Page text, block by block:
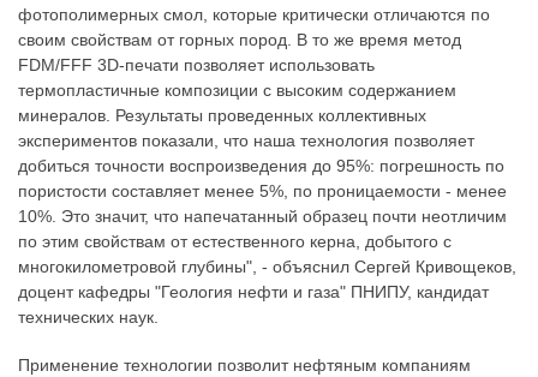
фотополимерных смол, которые критически отличаются по
своим свойствам от горных пород. В то же время метод
FDM/FFF 3D-печати позволяет использовать
термопластичные композиции с высоким содержанием
минералов. Результаты проведенных коллективных
экспериментов показали, что наша технология позволяет
добиться точности воспроизведения до 95%: погрешность по
пористости составляет менее 5%, по проницаемости - менее
10%. Это значит, что напечатанный образец почти неотличим
по этим свойствам от естественного керна, добытого с
многокилометровой глубины", - объяснил Сергей Кривощеков,
доцент кафедры "Геология нефти и газа" ПНИПУ, кандидат
технических наук.
Применение технологии позволит нефтяным компаниям